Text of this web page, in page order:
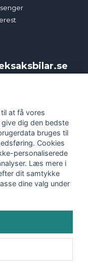
at få vores
dig den bedste
bruges til
Cookies
personaliserede
Læs mere i
dit samtykke
dine valg under